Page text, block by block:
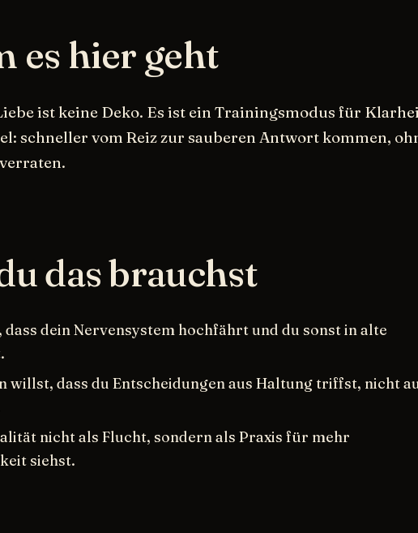
es hier geht
ist keine Deko. Es ist ein Trainingsmodus für
schneller vom Reiz zur sauberen Antwort kommen,
das brauchst
dass dein Nervensystem hochfährt und du sonst in alte
willst, dass du Entscheidungen aus Haltung triffst, nicht
nicht als Flucht, sondern als Praxis für mehr
siehst.